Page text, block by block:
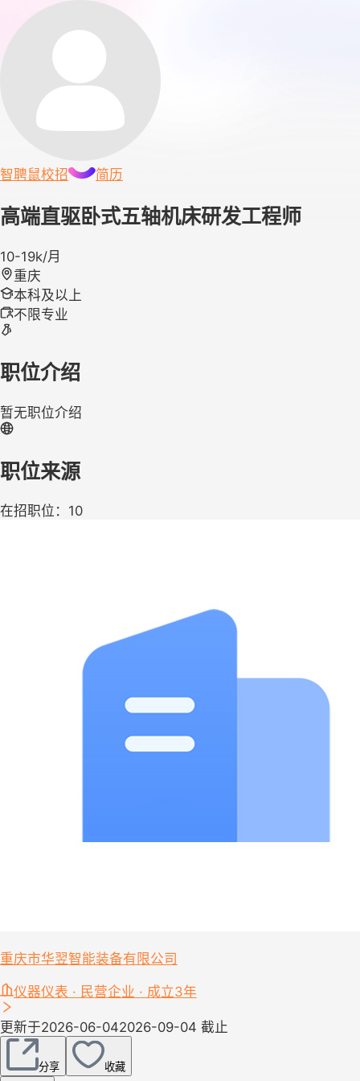
智聘鼠校招 简历
高端直驱卧式五轴机床研发工程师
10-19k/月
重庆
本科及以上
不限专业
职位介绍
暂无职位介绍
职位来源
在招职位：10
重庆市华翌智能装备有限公司
仪器仪表 · 民营企业 · 成立3年
更新于2026-06-042026-09-04 截止
分享 收藏